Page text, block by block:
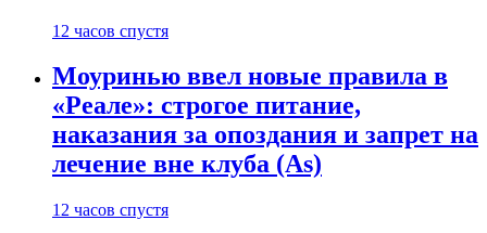
12 часов спустя
Моуринью ввел новые правила в
«Реале»: строгое питание,
наказания за опоздания и запрет на
лечение вне клуба (As)
12 часов спустя